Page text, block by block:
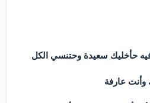
حأخليك سعيدة وحتنسي الكل
عارفة